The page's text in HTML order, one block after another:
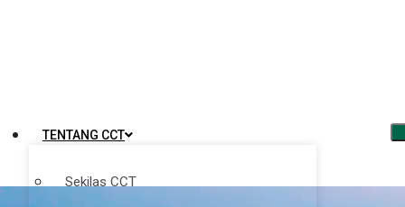
TENTANG CCT
Sekilas CCT